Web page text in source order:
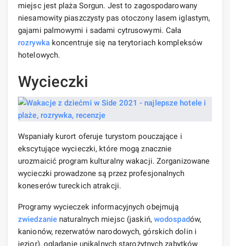
miejsc jest plaża Sorgun. Jest to zagospodarowany
niesamowity piaszczysty pas otoczony lasem iglastym,
gajami palmowymi i sadami cytrusowymi. Cała
rozrywkakoncentruje się na terytoriach kompleksów
hotelowych.
Wycieczki
Wspaniały kurort oferuje turystom pouczające i
ekscytujące wycieczki, które mogą znacznie
urozmaicić program kulturalny wakacji. Zorganizowane
wycieczki prowadzone są przez profesjonalnych
koneserów tureckich atrakcji.
Programy wycieczek informacyjnych obejmują
zwiedzanie naturalnych miejsc (jaskiń, wodospadów,
kanionów, rezerwatów narodowych, górskich dolin i
jezior), oglądanie unikalnych starożytnych zabytków